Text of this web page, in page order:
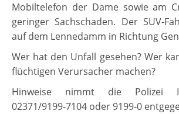
Mobiltelefon der Dame sowie am
geringer Sachschaden. Der SUV-
auf dem Lennedamm in Richtung
Wer hat den Unfall gesehen? Wer
flüchtigen Verursacher machen?
Hinweise nimmt die Polizei
02371/9199-7104 oder 9199-0